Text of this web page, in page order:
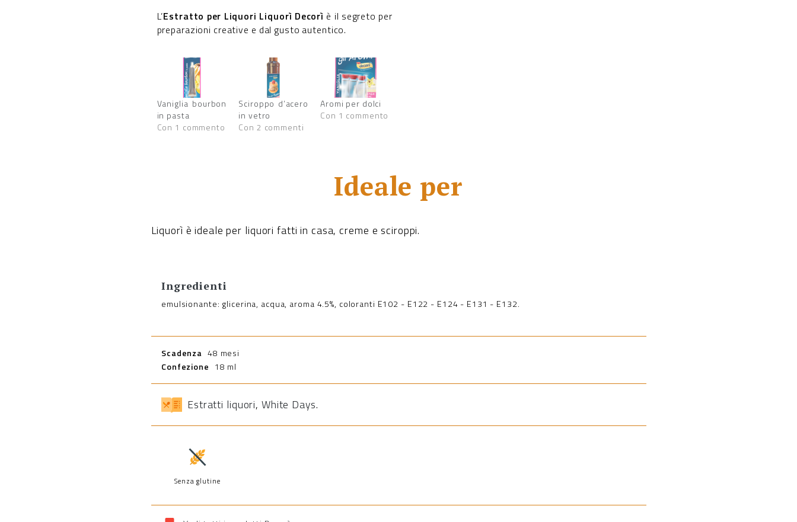
L’Estratto per Liquori Liquorì Decorì è il segreto per
preparazioni creative e dal gusto autentico.
Vaniglia bourbon
in pasta
Con 1 commento
Sciroppo d’acero
in vetro
Con 2 commenti
Aromi per dolci
Con 1 commento
Ideale per
Liquorì è ideale per liquori fatti in casa, creme e sciroppi.
Ingredienti
emulsionante: glicerina, acqua, aroma 4.5%, coloranti E102 - E122 - E124 - E131 - E132.
Scadenza 48 mesi
Confezione 18 ml
Estratti liquori, White Days.
Senza glutine